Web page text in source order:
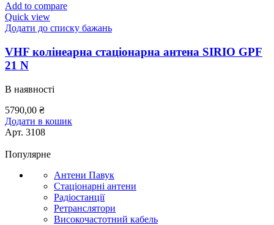
Add to compare
Quick view
Додати до списку бажань
VHF колінеарна стаціонарна антена SIRIO GPF
21 N
В наявності
5790,00 ₴
Додати в кошик
Арт. 3108
Популярне
Антени Павук
Стаціонарні антени
Радіостанції
Ретранслятори
Високочастотний кабель